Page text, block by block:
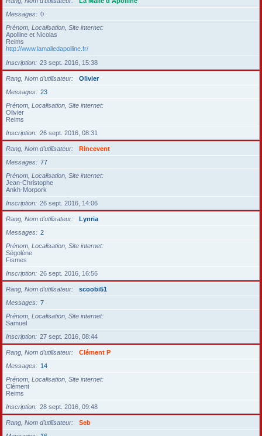
Messages
0
Prénom, Localisation, Site internet
Apolline et Nicolas
Reims
http://www.lamalledapolline.fr/
Inscription
23 sept. 2016, 15:38
Rang, Nom d’utilisateur
Olivier
Messages
23
Prénom, Localisation, Site internet
Olivier
Reims
Inscription
26 sept. 2016, 08:31
Rang, Nom d’utilisateur
Rincevent
Messages
77
Prénom, Localisation, Site internet
Jean-Christophe
Ankh-Morpork
Inscription
26 sept. 2016, 14:06
Rang, Nom d’utilisateur
Lynria
Messages
2
Prénom, Localisation, Site internet
Ségolène
Fismes
Inscription
26 sept. 2016, 16:56
Rang, Nom d’utilisateur
scoobi51
Messages
7
Prénom, Localisation, Site internet
Samuel
Inscription
27 sept. 2016, 08:44
Rang, Nom d’utilisateur
Clément P
Messages
14
Prénom, Localisation, Site internet
Clément
Reims
Inscription
28 sept. 2016, 09:48
Rang, Nom d’utilisateur
Seb